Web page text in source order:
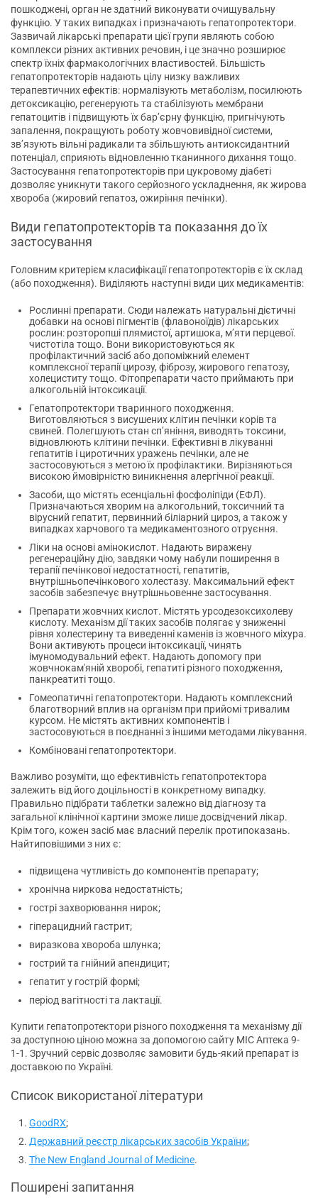
пошкоджені, орган не здатний виконувати очищувальну
функцію. У таких випадках і призначають гепатопротектори.
Зазвичай лікарські препарати цієї групи являють собою
комплекси різних активних речовин, і це значно розширює
спектр їхніх фармакологічних властивостей. Більшість
гепатопротекторів надають цілу низку важливих
терапевтичних ефектів: нормалізують метаболізм, посилюють
детоксикацію, регенерують та стабілізують мембрани
гепатоцитів і підвищують їх бар’єрну функцію, пригнічують
запалення, покращують роботу жовчовивідної системи,
зв’язують вільні радикали та збільшують антиоксидантний
потенціал, сприяють відновленню тканинного дихання тощо.
Застосування гепатопротекторів при цукровому діабеті
дозволяє уникнути такого серйозного ускладнення, як жирова
хвороба (жировий гепатоз, ожиріння печінки).
Види гепатопротекторів та показання до їх
застосування
Головним критерієм класифікації гепатопротекторів є їх склад
(або походження). Виділяють наступні види цих медикаментів:
Рослинні препарати. Сюди належать натуральні дієтичні
добавки на основі пігментів (флавоноїдів) лікарських
рослин: розторопші плямистої, артишока, м’яти перцевої.
чистотіла тощо. Вони використовуються як
профілактичний засіб або допоміжний елемент
комплексної терапії цирозу, фіброзу, жирового гепатозу,
холециститу тощо. Фітопрепарати часто приймають при
алкогольній інтоксикації.
Гепатопротектори тваринного походження.
Виготовляються з висушених клітин печінки корів та
свиней. Полегшують стан сп’яніння, виводять токсини,
відновлюють клітини печінки. Ефективні в лікуванні
гепатитів і циротичних уражень печінки, але не
застосовуються з метою їх профілактики. Вирізняються
високою ймовірністю виникнення алергічної реакції.
Засоби, що містять есенціальні фосфоліпіди (ЕФЛ).
Призначаються хворим на алкогольний, токсичний та
вірусний гепатит, первинний біліарний цироз, а також у
випадках харчового та медикаментозного отруєння.
Ліки на основі амінокислот. Надають виражену
регенераційну дію, завдяки чому набули поширення в
терапії печінкової недостатності, гепатитів,
внутрішньопечінкового холестазу. Максимальний ефект
засобів забезпечує внутрішньовенне застосування.
Препарати жовчних кислот. Містять урсодезоксихолеву
кислоту. Механізм дії таких засобів полягає у зниженні
рівня холестерину та виведенні каменів із жовчного міхура.
Вони активують процеси інтоксикації, чинять
імуномодувальний ефект. Надають допомогу при
жовчнокам'яній хворобі, гепатиті різного походження,
панкреатиті тощо.
Гомеопатичні гепатопротектори. Надають комплексний
благотворний вплив на організм при прийомі тривалим
курсом. Не містять активних компонентів і
застосовуються в поєднанні з іншими методами лікування.
Комбіновані гепатопротектори.
Важливо розуміти, що ефективність гепатопротектора
залежить від його доцільності в конкретному випадку.
Правильно підібрати таблетки залежно від діагнозу та
загальної клінічної картини зможе лише досвідчений лікар.
Крім того, кожен засіб має власний перелік протипоказань.
Найтиповішими з них є:
підвищена чутливість до компонентів препарату;
хронічна ниркова недостатність;
гострі захворювання нирок;
гіперацидний гастрит;
виразкова хвороба шлунка;
гострий та гнійний апендицит;
гепатит у гострій формі;
період вагітності та лактації.
Купити гепатопротектори різного походження та механізму дії
за доступною ціною можна за допомогою сайту МІС Аптека 9-
1-1. Зручний сервіс дозволяє замовити будь-який препарат із
доставкою по Україні.
Список використаної літератури
GoodRX;
Державний реєстр лікарських засобів України;
The New England Journal of Medicine.
Поширені запитання